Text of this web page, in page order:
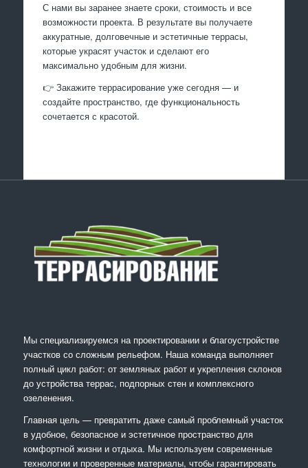
С нами вы заранее знаете сроки, стоимость и все
возможности проекта. В результате вы получаете
аккуратные, долговечные и эстетичные террасы,
которые украсят участок и сделают его
максимально удобным для жизни.
👉 Закажите террасирование уже сегодня — и
создайте пространство, где функциональность
сочетается с красотой.
Мы специализируемся на проектировании и благоустройстве
участков со сложным рельефом. Наша команда выполняет
полный цикл работ: от земляных работ и укрепления склонов
до устройства террас, подпорных стен и комплексного
озеленения.
Главная цель — превратить даже самый проблемный участок
в удобное, безопасное и эстетичное пространство для
комфортной жизни и отдыха. Мы используем современные
технологии и проверенные материалы, чтобы гарантировать